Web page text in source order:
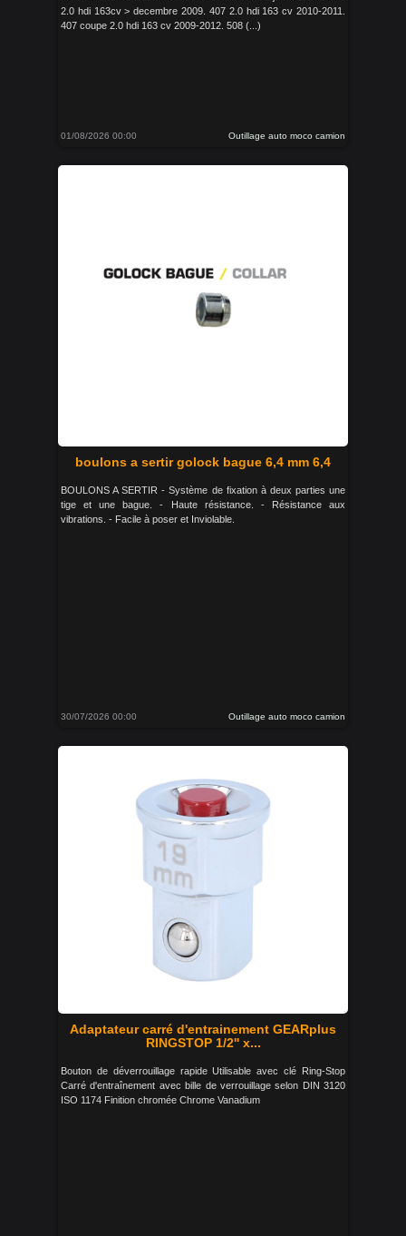
2.0 hdi 163cv > decembre 2009. 407 2.0 hdi 163 cv 2010-2011.
407 coupe 2.0 hdi 163 cv 2009-2012. 508 (...)
01/08/2026 00:00 Outillage auto moco camion
boulons a sertir golock bague 6,4 mm 6,4
BOULONS A SERTIR - Système de fixation à deux parties une
tige et une bague. - Haute résistance. - Résistance aux
vibrations. - Facile à poser et Inviolable.
30/07/2026 00:00 Outillage auto moco camion
Adaptateur carré d'entrainement GEARplus
RINGSTOP 1/2'' x...
Bouton de déverrouillage rapide Utilisable avec clé Ring-Stop
Carré d'entraînement avec bille de verrouillage selon DIN 3120
ISO 1174 Finition chromée Chrome Vanadium